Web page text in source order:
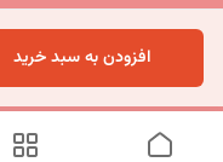
افزودن به سبد خرید